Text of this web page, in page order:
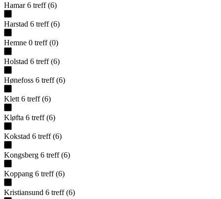
Hamar 6 treff (6)
Harstad 6 treff (6)
Hemne 0 treff (0)
Holstad 6 treff (6)
Hønefoss 6 treff (6)
Klett 6 treff (6)
Kløfta 6 treff (6)
Kokstad 6 treff (6)
Kongsberg 6 treff (6)
Koppang 6 treff (6)
Kristiansund 6 treff (6)